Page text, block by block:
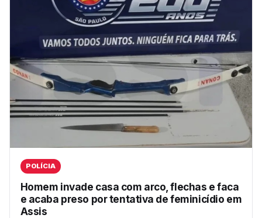
POLÍCIA
Homem invade casa com arco, flechas e faca
e acaba preso por tentativa de feminicídio em
Assis